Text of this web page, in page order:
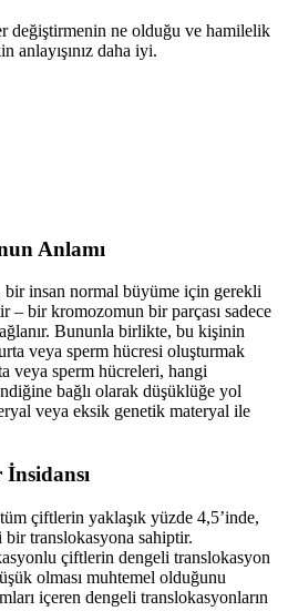
değiştirmenin ne olduğu ve hamilelik
anlayışınız daha iyi.
Anlamı
insan normal büyüme için gerekli
– bir kromozomun bir parçası sadece
Bununla birlikte, bu kişinin
veya sperm hücresi oluşturmak
veya sperm hücreleri, hangi
bağlı olarak düşüklüğe yol
veya eksik genetik materyal ile
çiftlerin yaklaşık yüzde 4,5’inde,
translokasyona sahiptir.
çiftlerin dengeli translokasyon
olması muhtemel olduğunu
içeren dengeli translokasyonların